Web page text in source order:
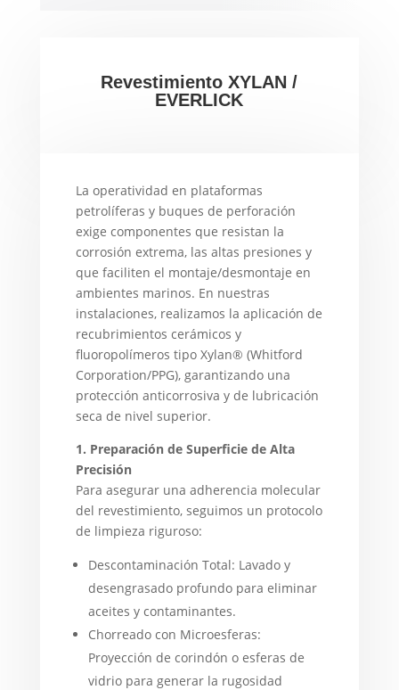
Revestimiento XYLAN /
EVERLICK
La operatividad en plataformas
petrolíferas y buques de perforación
exige componentes que resistan la
corrosión extrema, las altas presiones y
que faciliten el montaje/desmontaje en
ambientes marinos. En nuestras
instalaciones, realizamos la aplicación de
recubrimientos cerámicos y
fluoropolímeros tipo Xylan® (Whitford
Corporation/PPG), garantizando una
protección anticorrosiva y de lubricación
seca de nivel superior.
1. Preparación de Superficie de Alta
Precisión
Para asegurar una adherencia molecular
del revestimiento, seguimos un protocolo
de limpieza riguroso:
Descontaminación Total: Lavado y
desengrasado profundo para eliminar
aceites y contaminantes.
Chorreado con Microesferas:
Proyección de corindón o esferas de
vidrio para generar la rugosidad